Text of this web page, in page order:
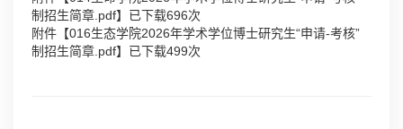
制招生简章.pdf】已下载696次
附件【016生态学院2026年学术学位博士研究生“申请-考核”
制招生简章.pdf】已下载499次